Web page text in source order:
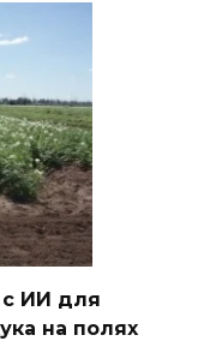
с ИИ для
на полях